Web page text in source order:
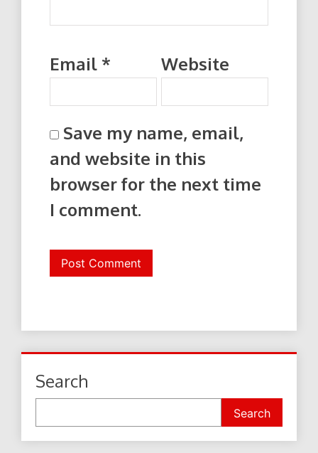
Email * Website
Save my name, email,
and website in this
browser for the next time
I comment.
Search
Search